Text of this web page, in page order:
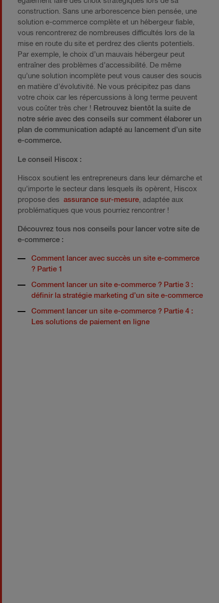
construction. Sans une arborescence bien pensée, une
solution e-commerce complète et un hébergeur fiable,
vous rencontrerez de nombreuses difficultés lors de la
mise en route du site et perdrez des clients potentiels.
Par exemple, le choix d’un mauvais hébergeur peut
entraîner des problèmes d’accessibilité. De même
qu’une solution incomplète peut vous causer des soucis
en matière d’évolutivité. Ne vous précipitez pas dans
votre choix car les répercussions à long terme peuvent
vous coûter très cher ! Retrouvez bientôt la suite de
notre série avec des conseils sur comment élaborer un
plan de communication adapté au lancement d’un site
e-commerce.
Le conseil Hiscox :
Hiscox soutient les entrepreneurs dans leur démarche et
qu’importe le secteur dans lesquels ils opèrent, Hiscox
propose des assurance sur-mesure , adaptée aux
problématiques que vous pourriez rencontrer !
Découvrez tous nos conseils pour lancer votre site de
e-commerce :
Comment lancer avec succès un site e-commerce
? Partie 1
Comment lancer un site e-commerce ? Partie 3 :
définir la stratégie marketing d’un site e-commerce
Comment lancer un site e-commerce ? Partie 4 :
Les solutions de paiement en ligne